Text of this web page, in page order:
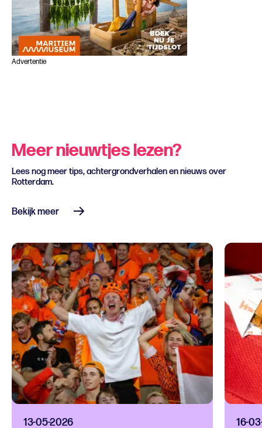
Advertentie
Meer nieuwtjes lezen?
Lees nog meer tips, achtergrondverhalen en nieuws over
Rotterdam.
Bekijk meer
13-05-2026 16-